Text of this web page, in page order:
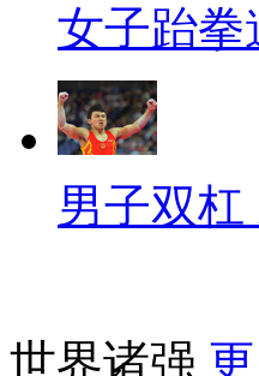
女子跆拳
男子双
世界诸强